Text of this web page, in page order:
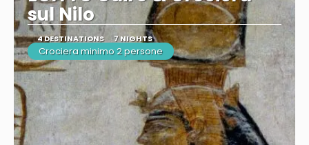
sul Nilo
4 DESTINATIONS 7 NIGHTS
Crociera minimo 2 persone